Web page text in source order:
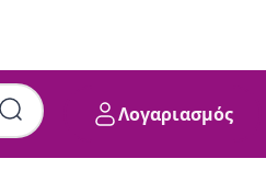
Λογαριασμός